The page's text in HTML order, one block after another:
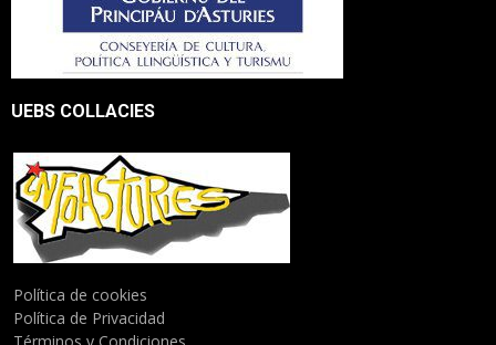
UEBS COLLACIES
Política de cookies
Política de Privacidad